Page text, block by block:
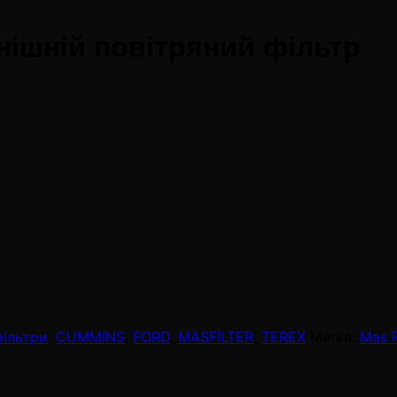
повітряний фільтр
CUMMINS FORD MASFİLTER TEREX
Mas